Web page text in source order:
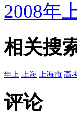
2008年
相关搜
年上 上海 上海市 高
评论